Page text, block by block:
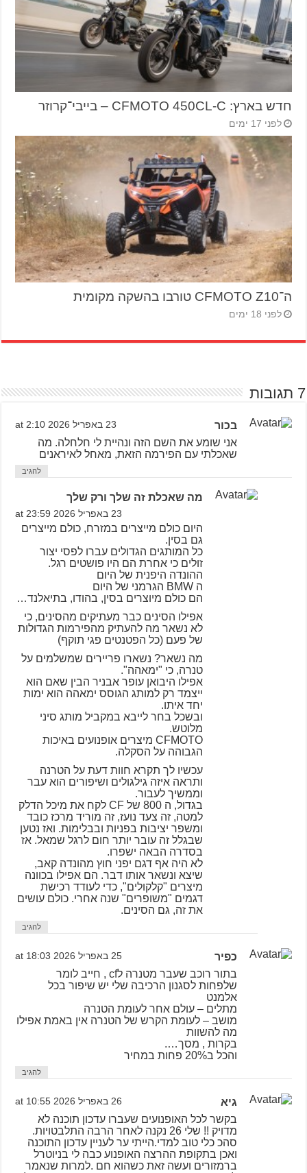
חדש בארץ: CFMOTO 450CL-C – בייבי־קרוזר
לפני 17 ימים
ה־CFMOTO Z10 טורבו בהשקה מקומית
לפני 18 ימים
7 תגובות
בכור 23 באפריל 2026 at 2:10
אני שומע את השם הזה ונהיית לי חלחלה. מה
שאכלתי עם הפירמה הזאת, מאחל לאיראנים
להגיב
מה שאכלת זה שלך ורק שלך
23 באפריל 2026 at 23:59
היום כולם מייצרים במזרח, כולם מייצרים
גם בסין.
כל המותגים הגדולים עברו לפסי יצור
זולים כי אחרת הם היו פושטים רגל.
ההונדה היפנית של היום
ה BMW הגרמני של היום
הם כולם מיוצרים בסין, בהודו, בתיאלנד…
אפילו הסינים כבר מעתיקים מהסינים, כי
לא נשאר מה להעתיק מהפירמות הגדולות
של פעם (כל הפטנטים פגי תוקף)
מה נשאר? נשארו פריירים שמשלמים על
טנרה, כי "ימאהה".
אפילו היבואן עופר אבניר הבין שאם הוא
ייצמד רק למותג הגוסס ימאהה הוא ימות
יחד איתו.
ובשכל בחר לייבא במקביל מותג סיני
מלוטש.
CFMOTO מיצרים אופנועים באיכות
הגבוהה על הסקלה.
עכשיו לך תקרא חוות דעת על הטרנה
ותראה איזה גילגולים ושיפורים הוא עבר
וממשיך לעבור.
בגדול, ה 800 של CF לקח את מיכל הדלק
למטה, זה צעד נועז, זה מוריד מרכז כובד
ומשפר יציבות בפניות ובבלימות. ואז נטען
שבגלל זה עובר יותר חום לרגל שמאל. אז
בסדרה הבאה ישפרו.
לא היה אף דגם יפני חוץ מהונדה קאב,
שיצא ונשאר אותו דבר. הם אפילו בכוונה
מיצרים "קלקולים", כדי לעודד רכישת
דגמים "משופרים" שנה אחרי. כולם עושים
את זה, גם הסינים.
להגיב
כפיר 25 באפריל 2026 at 18:03
בתור רוכב שעבר מטנרה לcf , חייב לומר
שלפחות לסגנון הרכיבה שלי יש שיפור בכל
אלמנט
מתלים – עולם אחר לעומת הטנרה
מושב – לעומת הקרש של הטנרה אין באמת אפילו
מה להשוות
בקרות , מסך….
והכל ב20% פחות במחיר
להגיב
גיא 26 באפריל 2026 at 10:55
בקשר לכל האופנועים שעברו עדכון תוכנה לא
מדויק !! שלי 26 נקנה לאחר הרבה התלבטויות.
סהכ כלי טוב למדי.הייתי ער לעניין עדכון התוכנה
ואכן בתקופת ההרצה האופנוע כבה לי בניוטרל
ברמזורים ועשה זאת כשהוא חם .למרות שנאמר